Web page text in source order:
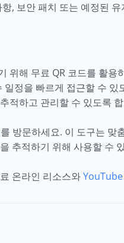
, 보안 패치 또는 예정된
위해 무료 QR 코드를 활
정을 빠르게 접근할 수
적하고 관리할 수 있도록
를 방문하세요. 이 도구는 맞
추적하기 위해 사용할 수
온라인 리소스와YouTube